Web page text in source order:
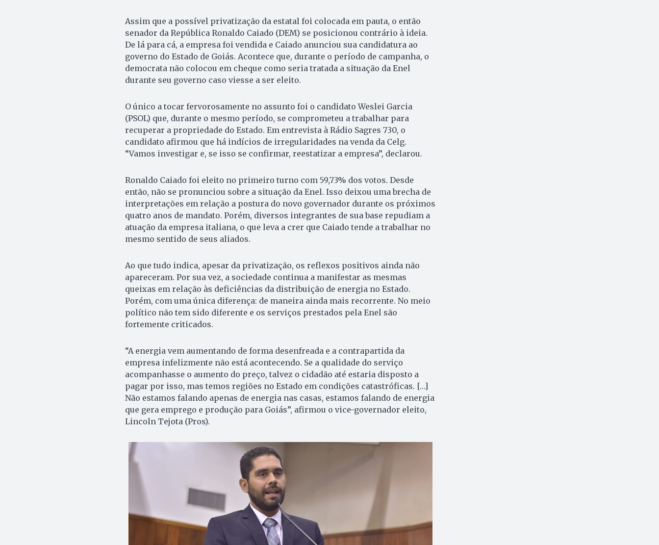
Assim que a possível privatização da estatal foi colocada em pauta, o então
senador da República Ronaldo Caiado (DEM) se posicionou contrário à ideia.
De lá para cá, a empresa foi vendida e Caiado anunciou sua candidatura ao
governo do Estado de Goiás. Acontece que, durante o período de campanha, o
democrata não colocou em cheque como seria tratada a situação da Enel
durante seu governo caso viesse a ser eleito.
O único a tocar fervorosamente no assunto foi o candidato Weslei Garcia
(PSOL) que, durante o mesmo período, se comprometeu a trabalhar para
recuperar a propriedade do Estado. Em entrevista à Rádio Sagres 730, o
candidato afirmou que há indícios de irregularidades na venda da Celg.
“Vamos investigar e, se isso se confirmar, reestatizar a empresa”, declarou.
Ronaldo Caiado foi eleito no primeiro turno com 59,73% dos votos. Desde
então, não se pronunciou sobre a situação da Enel. Isso deixou uma brecha de
interpretações em relação a postura do novo governador durante os próximos
quatro anos de mandato. Porém, diversos integrantes de sua base repudiam a
atuação da empresa italiana, o que leva a crer que Caiado tende a trabalhar no
mesmo sentido de seus aliados.
Ao que tudo indica, apesar da privatização, os reflexos positivos ainda não
apareceram. Por sua vez, a sociedade continua a manifestar as mesmas
queixas em relação às deficiências da distribuição de energia no Estado.
Porém, com uma única diferença: de maneira ainda mais recorrente. No meio
político não tem sido diferente e os serviços prestados pela Enel são
fortemente criticados.
“A energia vem aumentando de forma desenfreada e a contrapartida da
empresa infelizmente não está acontecendo. Se a qualidade do serviço
acompanhasse o aumento do preço, talvez o cidadão até estaria disposto a
pagar por isso, mas temos regiões no Estado em condições catastróficas. […]
Não estamos falando apenas de energia nas casas, estamos falando de energia
que gera emprego e produção para Goiás”, afirmou o vice-governador eleito,
Lincoln Tejota (Pros).